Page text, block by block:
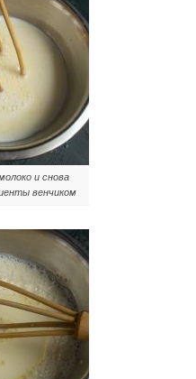
и снова
венчиком